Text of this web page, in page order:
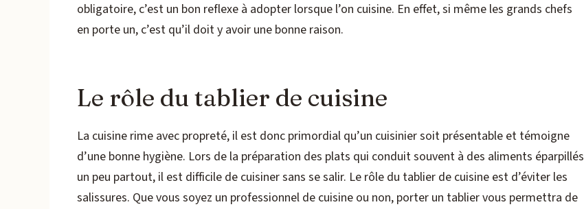
obligatoire, c’est un bon reflexe à adopter lorsque l’on cuisine. En effet, si même les grands chefs
en porte un, c’est qu’il doit y avoir une bonne raison.
Le rôle du tablier de cuisine
La cuisine rime avec propreté, il est donc primordial qu’un cuisinier soit présentable et témoigne
d’une bonne hygiène. Lors de la préparation des plats qui conduit souvent à des aliments éparpillés
un peu partout, il est difficile de cuisiner sans se salir. Le rôle du tablier de cuisine est d’éviter les
salissures. Que vous soyez un professionnel de cuisine ou non, porter un tablier vous permettra de